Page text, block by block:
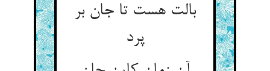
بالت هست تا جان بر
پرد